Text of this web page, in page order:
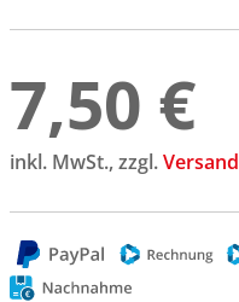
7,50 €
inkl. MwSt., zzgl.Versand